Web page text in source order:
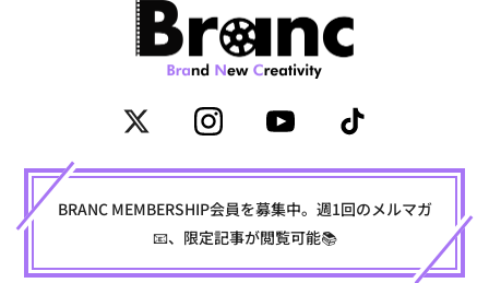
BRANC MEMBERSHIP会員を募集中。週1回のメルマガ
📧、限定記事が閲覧可能📚